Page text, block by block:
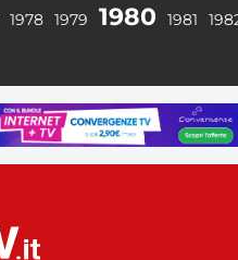
1978 1979 1980 1981